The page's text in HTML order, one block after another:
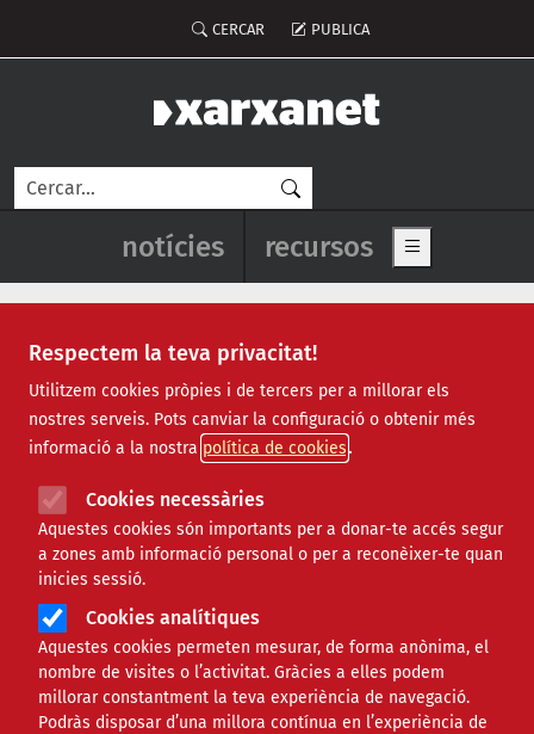
Respectem la teva privacitat!
Utilitzem cookies pròpies i de tercers per a millorar els
nostres serveis. Pots canviar la configuració o obtenir més
informació a la nostra política de cookies
Cookies necessàries
Aquestes cookies són importants per a donar-te accés segur
a zones amb informació personal o per a reconèixer-te quan
inicies sessió.
Cookies analítiques
Aquestes cookies permeten mesurar, de forma anònima, el
nombre de visites o l’activitat. Gràcies a elles podem
millorar constantment la teva experiència de navegació.
Podràs disposar d’una millora contínua en l’experiència de
Menú del compte d'usuari
CERCAR PUBLICA
Cerca
Navegació principal de
notícies recursos Show main
Xarxanet - Entitats i voluntariat
Actualitat
Notícies i recursos
Notícies destacades
Recursos destacats principals
Recursos destacats